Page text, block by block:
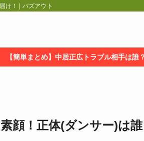
け！ | バズアウト
【簡単まとめ】中居正広トラブル相手は誰
顔！正体(ダンサー)は